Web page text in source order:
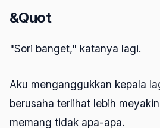
&Quot
"Sori banget," katanya lagi.
Aku menganggukkan kepala
berusaha terlihat lebih
memang tidak apa-apa.